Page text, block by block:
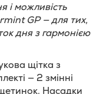
і можливість
GP — для тих,
дня з гармонією
щітка з
— 2 змінні
Насадки